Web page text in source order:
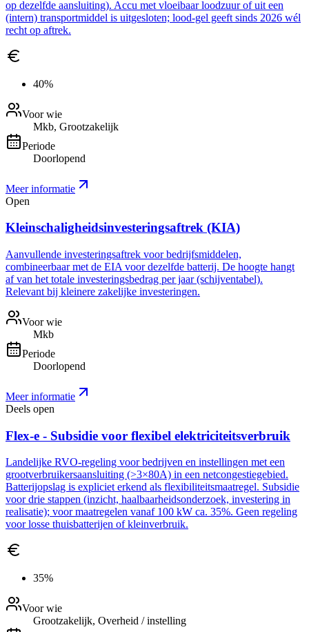
op dezelfde aansluiting). Accu met vloeibaar loodzuur of uit een
(intern) transportmiddel is uitgesloten; lood-gel geeft sinds 2026 wél
recht op aftrek.
40%
Voor wie
Mkb, Grootzakelijk
Periode
Doorlopend
Meer informatie
Open
Kleinschaligheidsinvesteringsaftrek (KIA)
Aanvullende investeringsaftrek voor bedrijfsmiddelen,
combineerbaar met de EIA voor dezelfde batterij. De hoogte hangt
af van het totale investeringsbedrag per jaar (schijventabel).
Relevant bij kleinere zakelijke investeringen.
Voor wie
Mkb
Periode
Doorlopend
Meer informatie
Deels open
Flex-e - Subsidie voor flexibel elektriciteitsverbruik
Landelijke RVO-regeling voor bedrijven en instellingen met een
grootverbruikersaansluiting (>3×80A) in een netcongestiegebied.
Batterijopslag is expliciet erkend als flexibiliteitsmaatregel. Subsidie
voor drie stappen (inzicht, haalbaarheidsonderzoek, investering in
realisatie); voor maatregelen vanaf 100 kW ca. 35%. Geen regeling
voor losse thuisbatterijen of kleinverbruik.
35%
Voor wie
Grootzakelijk, Overheid / instelling